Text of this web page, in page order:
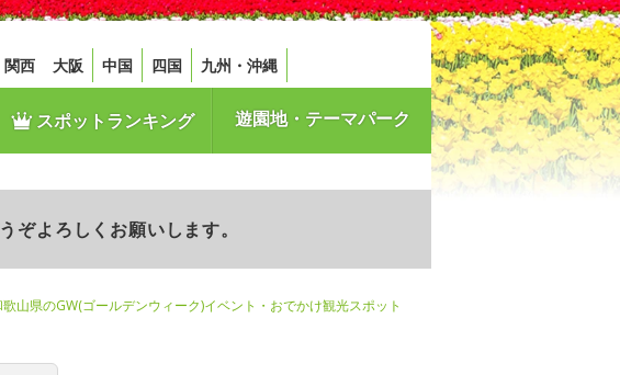
関西 大阪 中国 四国 九州・沖縄
スポットランキング 遊園地・テーマパーク
よろしくお願いします。
歌山県のGW(ゴールデンウィーク)イベント・おでかけ観光スポット